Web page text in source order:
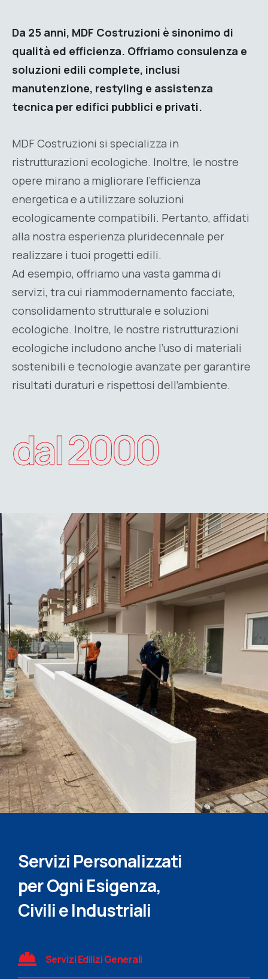
Da 25 anni, MDF Costruzioni è sinonimo di
qualità ed efficienza. Offriamo consulenza e
soluzioni edili complete, inclusi
manutenzione, restyling e assistenza
tecnica per edifici pubblici e privati.
MDF Costruzioni si specializza in
ristrutturazioni ecologiche. Inoltre, le nostre
opere mirano a migliorare l’efficienza
energetica e a utilizzare soluzioni
ecologicamente compatibili. Pertanto, affidati
alla nostra esperienza pluridecennale per
realizzare i tuoi progetti edili.
Ad esempio, offriamo una vasta gamma di
servizi, tra cui riammodernamento facciate,
consolidamento strutturale e soluzioni
ecologiche. Inoltre, le nostre ristrutturazioni
ecologiche includono anche l’uso di materiali
sostenibili e tecnologie avanzate per garantire
risultati duraturi e rispettosi dell’ambiente.
dal 2000
Servizi Personalizzati
per Ogni Esigenza,
Civili e Industriali
Servizi Edilizi Generali